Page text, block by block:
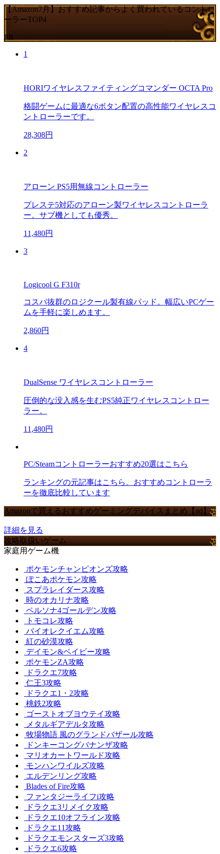
【Amazon7月】おすすめ記事からよく買われているコントロ
ーラーTOP4
PR
1
HORIワイヤレスファイティングコマンダー OCTA Pro
格闘ゲームに最適な6ボタン配置の高性能ワイヤレスコ
ントローラーです。
28,308円
2
アローン PS5用無線コントローラー
プレステ5対応のアローン製ワイヤレスコントローラ
ー。サブ機としても優秀。
11,480円
3
Logicool G F310r
コスパ抜群のロジクール製有線パッド。幅広いPCゲー
ムを手軽に楽しめます。
2,860円
4
DualSense ワイヤレスコントローラー
圧倒的な没入感を生むPS5純正ワイヤレスコントロー
ラー。
11,480円
PC/Steamコントローラーおすすめ20選はこちら
ランキングの元記事はこちら。おすすめコントローラ
ーを徹底比較しています
Amazonで買えるおすすめゲーミングデバイスまとめ【ad】
詳細を見る
攻略取扱いゲーム
家庭用ゲーム機
ポケモンチャンピオンズ攻略
ぽこあポケモン攻略
スプラレイダース攻略
時のオカリナ攻略
ペルソナ4ゴールデン攻略
トモコレ攻略
バイオレクイエム攻略
紅の砂漠攻略
デイモン&ベイビー攻略
ポケモンZA攻略
ドラクエ7攻略
仁王3攻略
ドラクエ1・2攻略
桃鉄2攻略
ゴーストオブヨウテイ攻略
メタルギアデルタ攻略
牧場物語 風のグランドバザール攻略
ドンキーコングバナンザ攻略
マリオカートワールド攻略
モンハンワイルズ攻略
エルデンリング攻略
Blades of Fire攻略
ファンタジーライフi攻略
ドラクエ3リメイク攻略
ドラクエ10オフライン攻略
ドラクエ11攻略
ドラクエモンスターズ3攻略
ドラクエ6攻略